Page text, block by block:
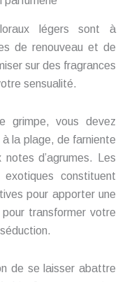
légers sont à
de renouveau et de
sur des fragrances
sensualité.
grimpe, vous devez
la plage, de farniente
d’agrumes. Les
constituent
pour apporter une
transformer votre
de se laisser abattre